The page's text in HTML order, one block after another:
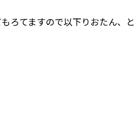
ろてますので以下りおたん、と